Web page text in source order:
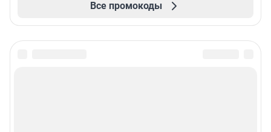
Все промокоды